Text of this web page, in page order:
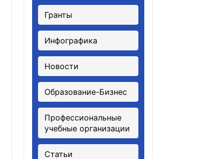
Гранты
Инфографика
Новости
Образование-Бизнес
Профессиональные
учебные организации
Статьи